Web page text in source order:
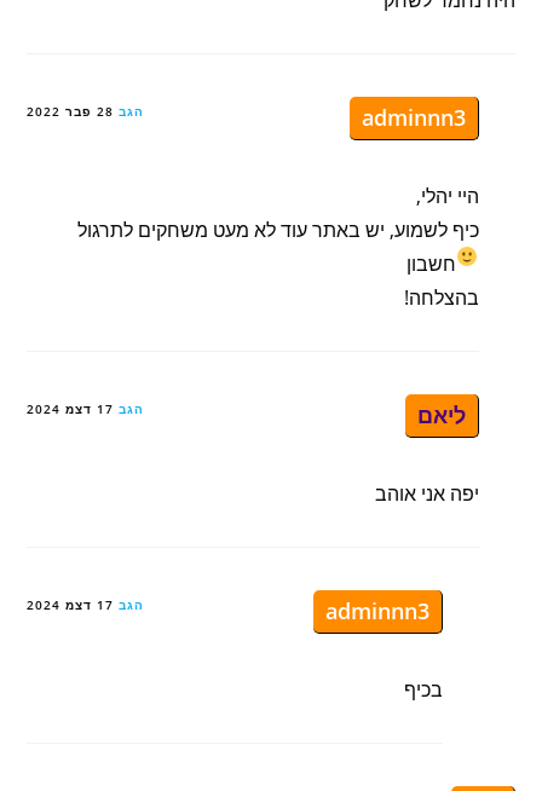
adminnn3 הגב 28 פבר 2022
היי יהלי,
כיף לשמוע, יש באתר עוד לא מעט משחקים לתרגול
חשבון
בהצלחה!
ליאם הגב 17 דצמ 2024
יפה אני אוהב
adminnn3 הגב 17 דצמ 2024
בכיף